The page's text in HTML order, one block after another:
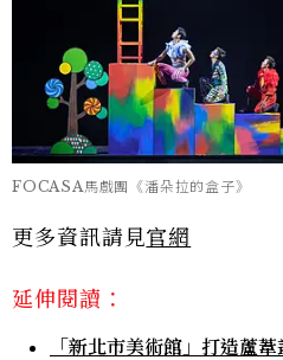
FOCASA馬戲團《潘朵拉的盒子》
更多資訊請見官網
延伸閱讀：
「新北市美術館」打造蘆